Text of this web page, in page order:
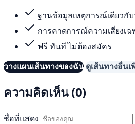
ฐานข้อมูลเหตุการณ์เดียวกั
การคาดการณ์ความเสี่ยงเ
ฟรี ทันที ไม่ต้องสมัคร
วางแผนเส้นทางของฉัน ดูเส้นทางอื่นเ
ความคิดเห็น (0)
ชื่อที่แสดง